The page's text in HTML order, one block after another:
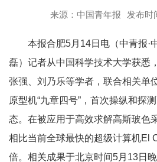
来源：中国青年报 发布时
本报合肥5月14日电（中青报·
磊）记者从中国科学技术大学获悉
张强、刘乃乐等学者，联合相关单
原型机“九章四号”，首次操纵和探
态。在被应用于高效求解高斯玻色
相比当前全球最快的超级计算机El
倍。相关成果于北京时间5月13日